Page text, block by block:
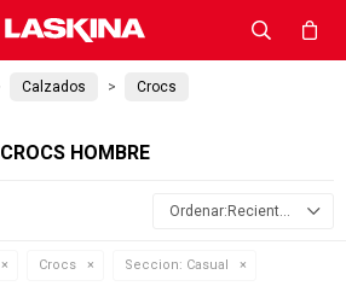
Calzados Crocs
CROCS HOMBRE
Recientes
Crocs Seccion: Casual